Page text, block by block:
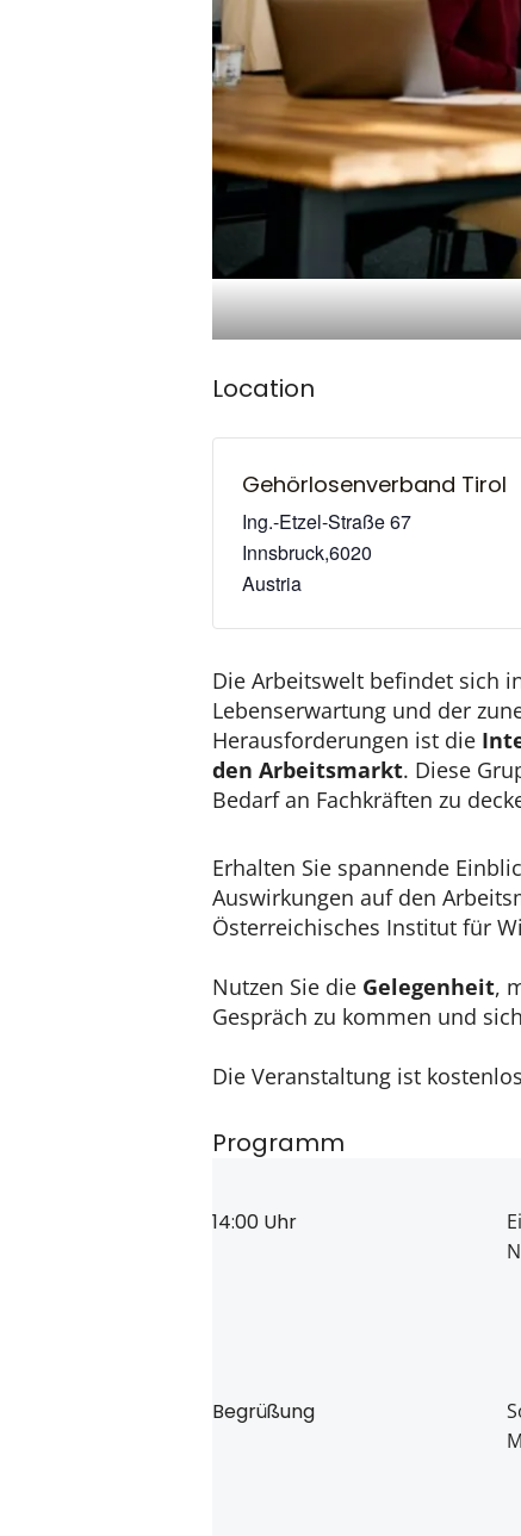
Location
Gehörlosenverband Tirol
Ing.-Etzel-Straße 67
Innsbruck,6020
Austria
Die Arbeitswelt befindet sich
Lebenserwartung und der
Herausforderungen ist die
den Arbeitsmarkt. Diese
Bedarf an Fachkräften zu
Erhalten Sie spannende
Auswirkungen auf den
Österreichisches Institut für
Nutzen Sie die Gelegenheit,
Gespräch zu kommen und
Die Veranstaltung ist
Programm
14:00 Uhr
Begrüßung